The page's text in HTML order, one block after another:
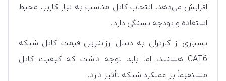
افزایش می‌دهد. انتخاب کابل مناسب به نیاز کاربر، محیط
استفاده و بودجه بستگی دارد.
بسیاری از کاربران به دنبال ارزانترین قیمت کابل شبکه
CAT6 هستند، اما باید توجه داشت که کیفیت کابل
مستقیماً بر عملکرد شبکه تأثیر دارد.